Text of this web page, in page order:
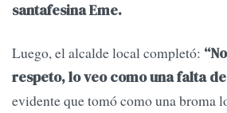
santafesina Eme.
Luego, el alcalde local completó:
respeto, lo veo como una falta
evidente que tomó como una broma